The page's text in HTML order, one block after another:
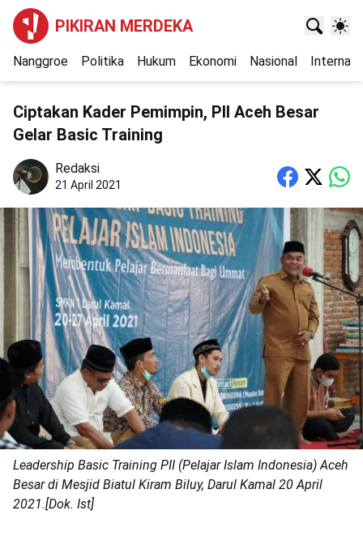
PIKIRAN MERDEKA
Nanggroe Politika Hukum Ekonomi Nasional
Ciptakan Kader Pemimpin, PII Aceh Besar
Gelar Basic Training
Redaksi
21 April 2021
Leadership Basic Training PII (Pelajar Islam Indonesia) Aceh
Besar di Mesjid Biatul Kiram Biluy, Darul Kamal 20 April
2021.[Dok. Ist]